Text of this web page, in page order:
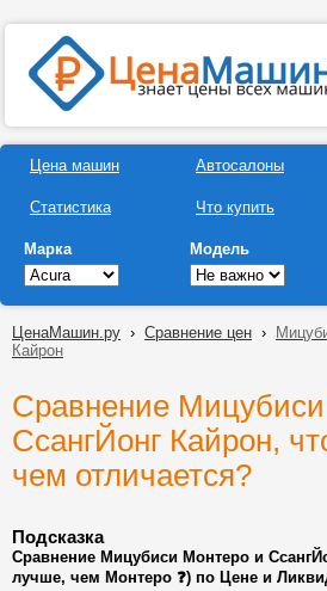
Цена машин
Статистика
Автосалоны
Что купить
Марка Модель
ЦенаМашин.ру › Сравнение цен ›
Кайрон
Сравнение
СсангЙонг Кайрон,
чем отличается?
Подсказка
Сравнение Мицубиси Монтеро и
лучше, чем Монтеро ❓) по Цене и